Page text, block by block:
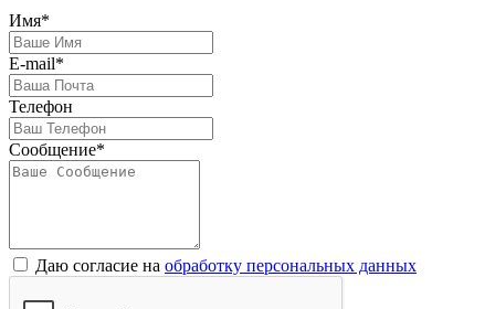
Имя*
E-mail*
Телефон
Сообщение*
Даю согласие на обработку персональных данных